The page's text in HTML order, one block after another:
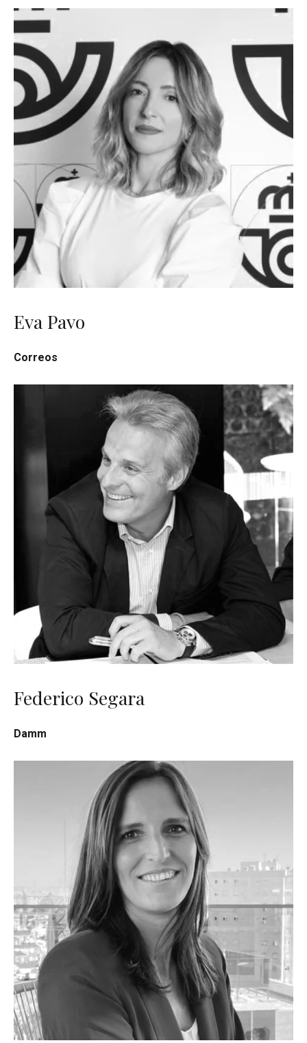
Eva Pavo
Correos
Federico Segara
Damm